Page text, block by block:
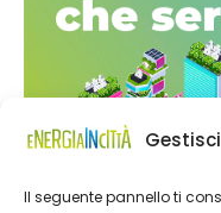
Il seguente pannello ti